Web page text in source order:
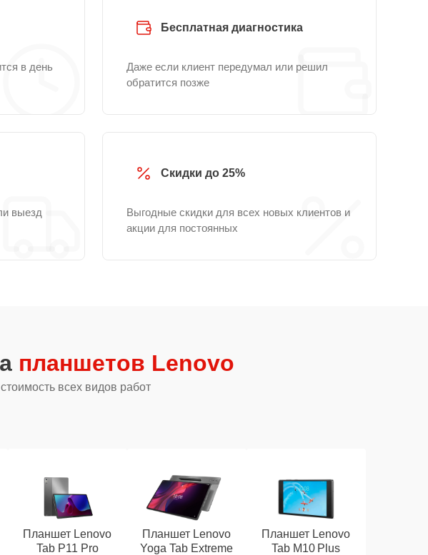
в день
Бесплатная диагностика
Даже если клиент передумал или решил
обратится позже
выезд
Скидки до 25%
Выгодные скидки для всех новых клиентов и
акции для постоянных
планшетов Lenovo
всех видов работ
Планшет Lenovo
Tab P11 Pro
Планшет Lenovo
Yoga Tab Extreme
Планшет Lenovo
Tab M10 Plus